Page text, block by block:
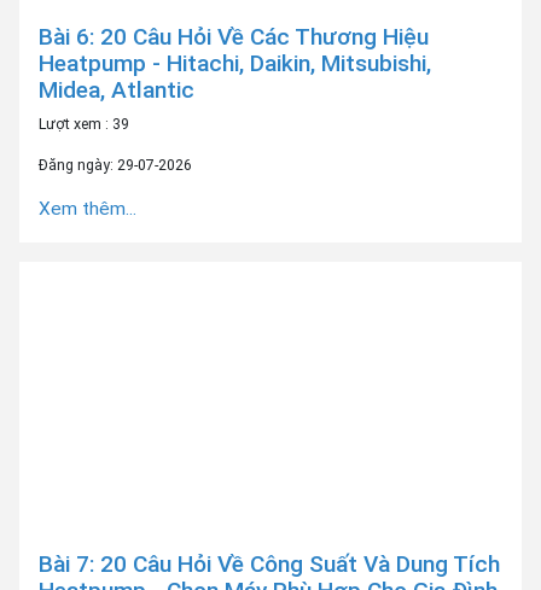
Bài 6: 20 Câu Hỏi Về Các Thương Hiệu
Heatpump - Hitachi, Daikin, Mitsubishi,
Midea, Atlantic
Lượt xem : 39
Đăng ngày: 29-07-2026
Xem thêm...
Bài 7: 20 Câu Hỏi Về Công Suất Và Dung Tích